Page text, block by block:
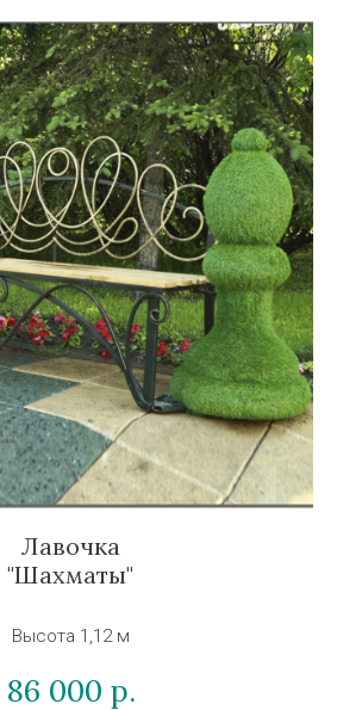
Лавочка
"Шахматы"
Высота 1,12 м
86 000 р.